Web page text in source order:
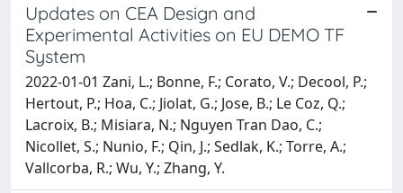
Updates on CEA Design and
Experimental Activities on EU DEMO TF
System
2022-01-01 Zani, L.; Bonne, F.; Corato, V.; Decool, P.;
Hertout, P.; Hoa, C.; Jiolat, G.; Jose, B.; Le Coz, Q.;
Lacroix, B.; Misiara, N.; Nguyen Tran Dao, C.;
Nicollet, S.; Nunio, F.; Qin, J.; Sedlak, K.; Torre, A.;
Vallcorba, R.; Wu, Y.; Zhang, Y.